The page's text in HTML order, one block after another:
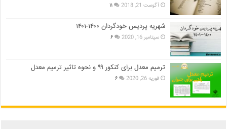
آگوست 21, 2018 ۱۱
شهریه پردیس خودگردان ۱۴۰۰-۱۴۰۱
سپتامبر 16, 2020 ۶
ترمیم معدل برای کنکور ۹۹ و نحوه تاثیر ترمیم معدل
فوریه 26, 2020 ۶